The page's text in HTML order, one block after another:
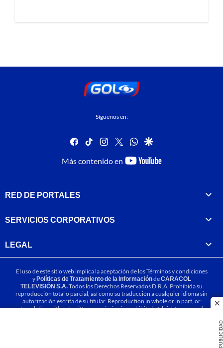
PUBLICIDAD
Síguenos en:
facebook
tiktok instagram
twitterwhatsapp
google
Más contenido en
youtube-
RED DE PORTALES
SERVICIOS CORPORATIVOS
LEGAL
El uso de este sitio web implica la aceptación de losTérminos y condiciones
yPolíticas de Tratamiento de la InformacióndeCARACOL
TELEVISIÓN S.A.Todos los Derechos Reservados D.R.A. Prohibida su
reproducción total o parcial, así como su traducción a cualquier idioma sin
autorización escrita de su titular. Reproduction in whole or in part, or
translation without written permission is prohibited. All rights reserved